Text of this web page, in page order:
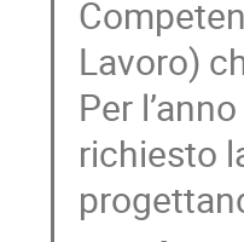
Lavoro)
Per
richiesto